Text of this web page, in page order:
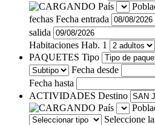
País
fechas Fecha entrada
salida
Habitaciones Hab. 1
PAQUETES Tipo
Fecha desde
Fecha hasta
ACTIVIDADES Destino
País
Seleccione